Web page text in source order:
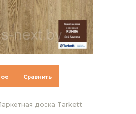
И
Сравнить
доска Tarkett